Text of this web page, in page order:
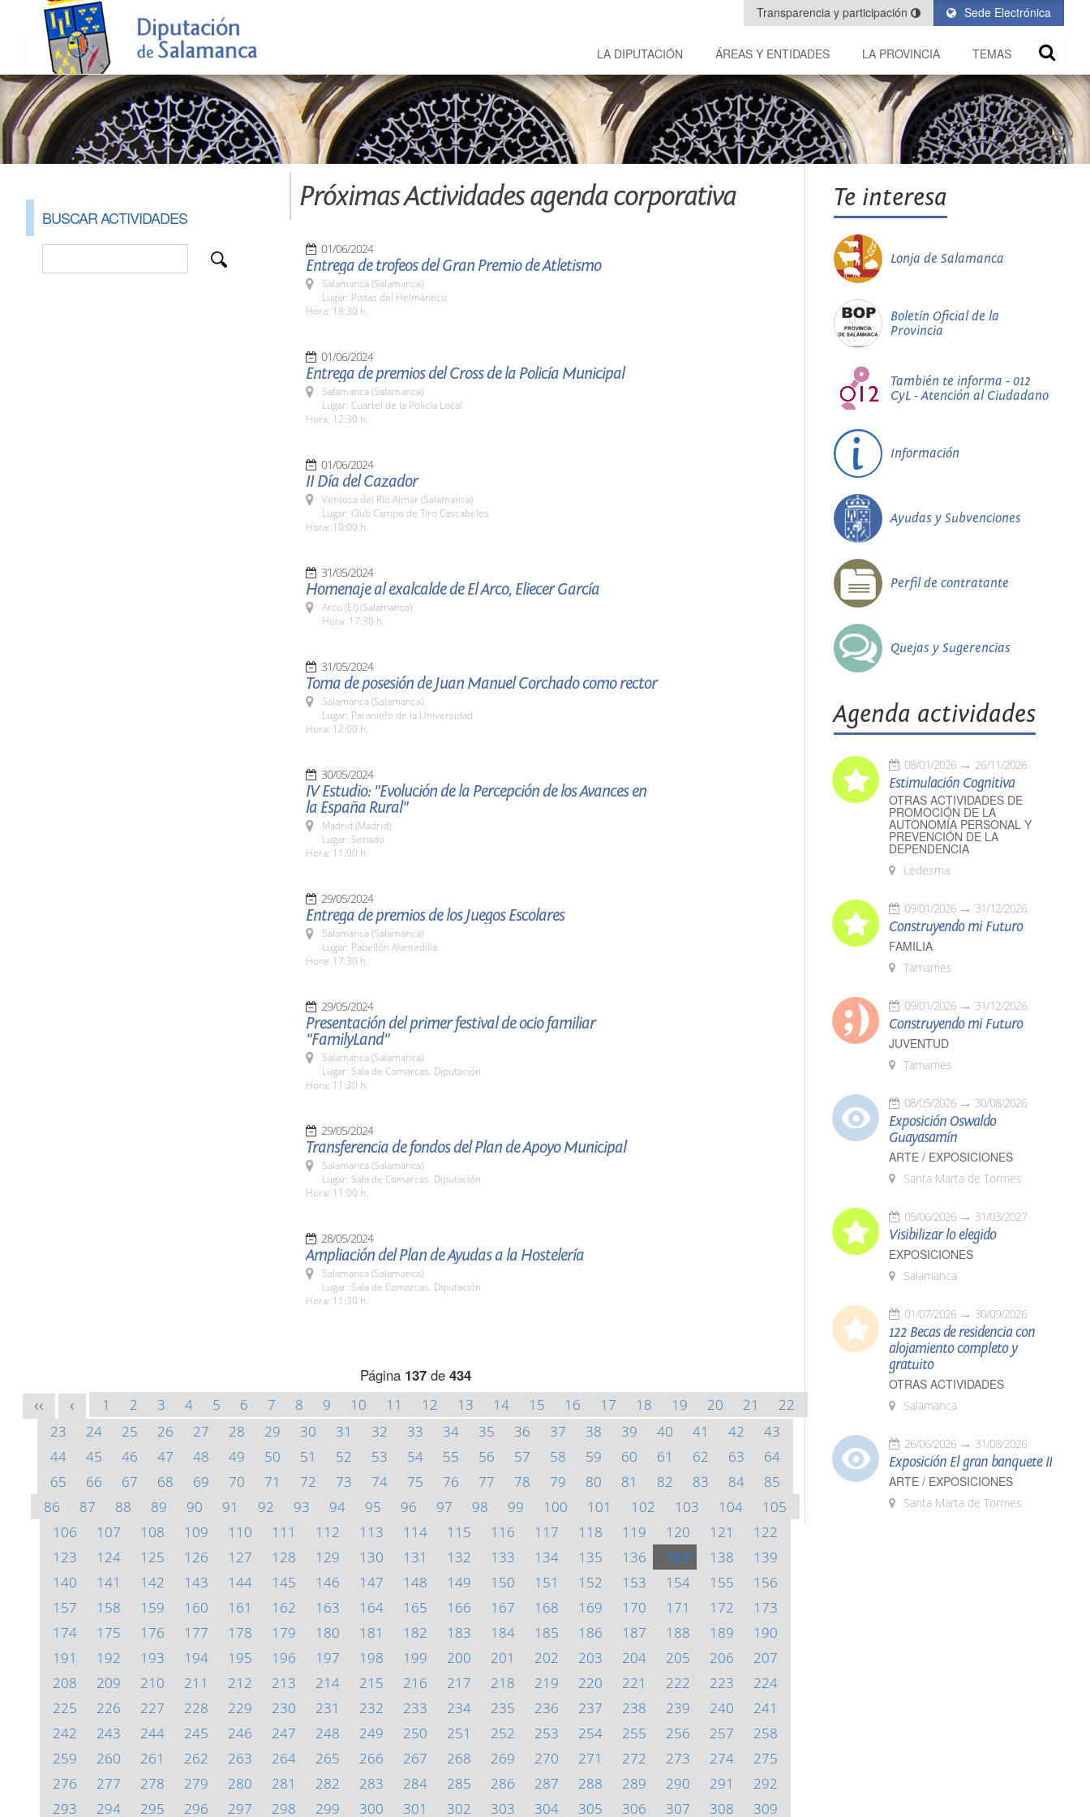
Sede Electrónica
Transparencia y participación
LA DIPUTACIÓN ÁREAS Y ENTIDADES LA PROVINCIA TEMAS
BUSCAR ACTIVIDADES
Próximas Actividades agenda corporativa
01/06/2024
Entrega de trofeos del Gran Premio de Atletismo
Salamanca (Salamanca)
Lugar: Pistas del Helmántico
Hora: 18:30 h.
01/06/2024
Entrega de premios del Cross de la Policía Municipal
Salamanca (Salamanca)
Lugar: Cuartel de la Policía Local
Hora: 12:30 h.
01/06/2024
II Día del Cazador
Ventosa del Río Almar (Salamanca)
Lugar: Club Campo de Tiro Cascabeles
Hora: 10:00 h.
31/05/2024
Homenaje al exalcalde de El Arco, Eliecer García
Arco (El) (Salamanca)
Hora: 17:30 h.
31/05/2024
Toma de posesión de Juan Manuel Corchado como rector
Salamanca (Salamanca)
Lugar: Paraninfo de la Universidad
Hora: 12:00 h.
30/05/2024
IV Estudio: "Evolución de la Percepción de los Avances en
la España Rural"
Madrid (Madrid)
Lugar: Senado
Hora: 11:00 h.
29/05/2024
Entrega de premios de los Juegos Escolares
Salamanca (Salamanca)
Lugar: Pabellón Alamedilla
Hora: 17:30 h.
29/05/2024
Presentación del primer festival de ocio familiar
"FamilyLand"
Salamanca (Salamanca)
Lugar: Sala de Comarcas. Diputación
Hora: 11:30 h.
29/05/2024
Transferencia de fondos del Plan de Apoyo Municipal
Salamanca (Salamanca)
Lugar: Sala de Comarcas. Diputación
Hora: 11:00 h.
28/05/2024
Ampliación del Plan de Ayudas a la Hostelería
Salamanca (Salamanca)
Lugar: Sala de Comarcas. Diputación
Hora: 11:30 h.
Página 137de 434
<< < 1 2 3 4 5 6 7 8 9 10 11 12 13 14 15 16 17 18 19 20 21
22
23
24 25 26 27 28 29 30 31 32 33 34 35 36 37 38 39 40 41 42
43
44
45 46 47 48 49 50 51 52 53 54 55 56 57 58 59 60 61 62 63
64
65
66 67 68 69 70 71 72 73 74 75 76 77 78 79 80 81 82 83 84
85
86
87 88 89 90 91 92 93 94 95 96 97 98 99 100 101 102 103 104
105
106
107 108 109 110 111 112 113 114 115 116 117 118 119 120 121
122
123
124 125 126 127 128 129 130 131 132 133 134 135 136 137 138
139
140
141 142 143 144 145 146 147 148 149 150 151 152 153 154 155
156
157
158 159 160 161 162 163 164 165 166 167 168 169 170 171 172
173
174
175 176 177 178 179 180 181 182 183 184 185 186 187 188 189
190
191
192 193 194 195 196 197 198 199 200 201 202 203 204 205 206
207
208
209 210 211 212 213 214 215 216 217 218 219 220 221 222 223
224
225
226 227 228 229 230 231 232 233 234 235 236 237 238 239 240
241
242
243 244 245 246 247 248 249 250 251 252 253 254 255 256 257
258
259
260 261 262 263 264 265 266 267 268 269 270 271 272 273 274
275
276
277 278 279 280 281 282 283 284 285 286 287 288 289 290 291
292
293
294 295 296 297 298 299 300 301 302 303 304 305 306 307 308 309
Te interesa
Lonja de Salamanca
Boletín Oficial de la
Provincia
También te informa - 012
CyL - Atención al Ciudadano
Información
Ayudas y Subvenciones
Perfil de contratante
Quejas y Sugerencias
Agenda actividades
08/01/2026 26/11/2026
Estimulación Cognitiva
OTRAS ACTIVIDADES DE
PROMOCIÓN DE LA
AUTONOMÍA PERSONAL Y
PREVENCIÓN DE LA
DEPENDENCIA
Ledesma
09/01/2026 31/12/2026
Construyendo mi Futuro
FAMILIA
Tamames
09/01/2026 31/12/2026
Construyendo mi Futuro
JUVENTUD
Tamames
08/05/2026 30/08/2026
Exposición Oswaldo
Guayasamín
ARTE / EXPOSICIONES
Santa Marta de Tormes
05/06/2026 31/03/2027
Visibilizar lo elegido
EXPOSICIONES
Salamanca
01/07/2026 30/09/2026
122 Becas de residencia con
alojamiento completo y
gratuito
OTRAS ACTIVIDADES
Salamanca
26/06/2026 31/08/2026
Exposición El gran banquete II
ARTE / EXPOSICIONES
Santa Marta de Tormes